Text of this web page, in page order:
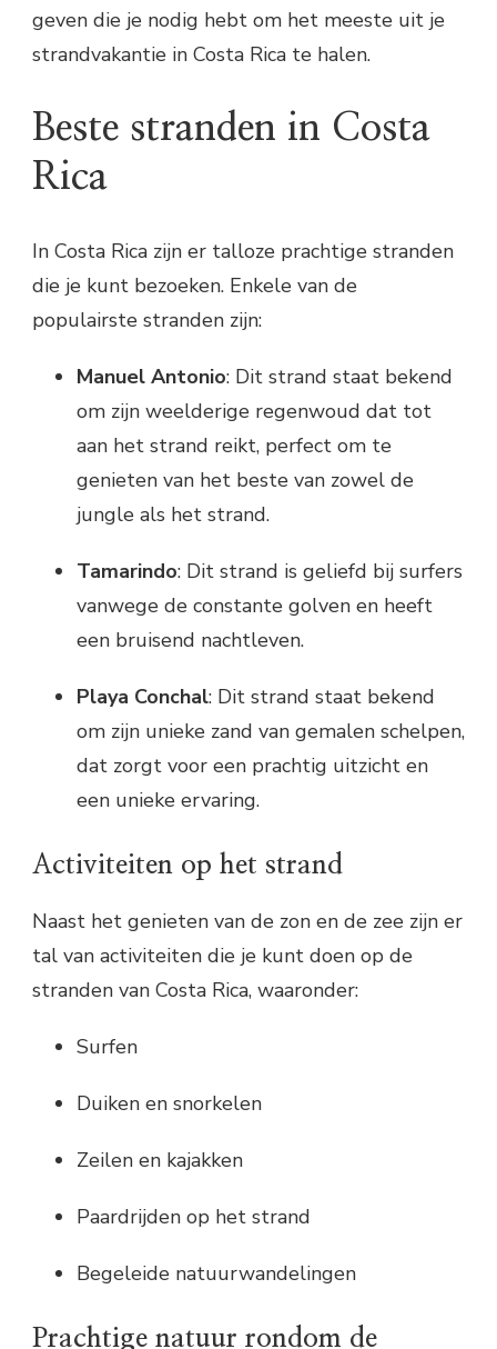
geven die je nodig hebt om het meeste uit je
strandvakantie in Costa Rica te halen.
Beste stranden in Costa
Rica
In Costa Rica zijn er talloze prachtige stranden
die je kunt bezoeken. Enkele van de
populairste stranden zijn:
Manuel Antonio: Dit strand staat bekend
om zijn weelderige regenwoud dat tot
aan het strand reikt, perfect om te
genieten van het beste van zowel de
jungle als het strand.
Tamarindo: Dit strand is geliefd bij surfers
vanwege de constante golven en heeft
een bruisend nachtleven.
Playa Conchal: Dit strand staat bekend
om zijn unieke zand van gemalen schelpen,
dat zorgt voor een prachtig uitzicht en
een unieke ervaring.
Activiteiten op het strand
Naast het genieten van de zon en de zee zijn er
tal van activiteiten die je kunt doen op de
stranden van Costa Rica, waaronder:
Surfen
Duiken en snorkelen
Zeilen en kajakken
Paardrijden op het strand
Begeleide natuurwandelingen
Prachtige natuur rondom de